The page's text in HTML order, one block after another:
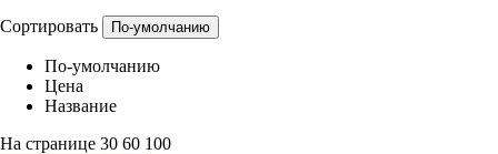
Сортировать По-умолчанию
По-умолчанию
Цена
Название
На странице 30 60 100